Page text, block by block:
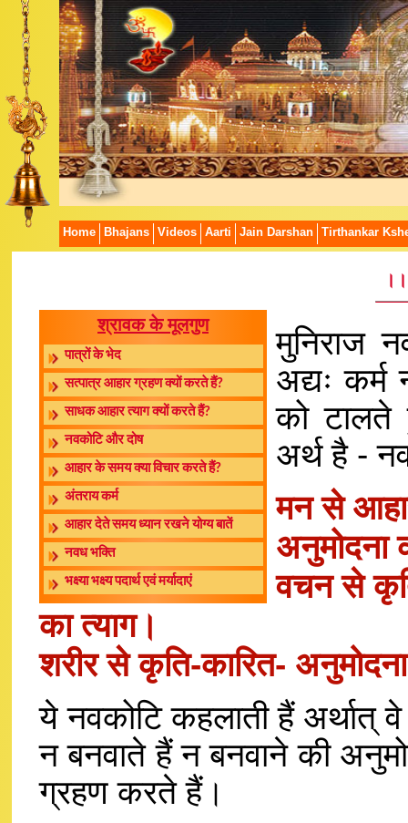
Home Bhajans Videos Aarti Jain Darshan Tirthankar
श्रावक के मूलगुण
पात्रों के भेद
सत्पात्र आहार ग्रहण क्यों करते हैं?
साधक आहार त्याग क्यों करते हैं?
नवकोटि और दोष
आहार के समय क्या विचार करते हैं?
अंतराय कर्म
आहार देते समय ध्यान रखने योग्य बातें
नवध भक्ति
भक्ष्या भक्ष्य पदार्थ एवं मर्यादाएं
मुनिराज
अद्यः
को टालते
अर्थ है -
मन से
अनुमोदना
वचन से
का त्याग।
शरीर से कृति-कारित-
ये नवकोटि कहलाती हैं
न बनवाते हैं न बनवाने की
ग्रहण करते हैं।